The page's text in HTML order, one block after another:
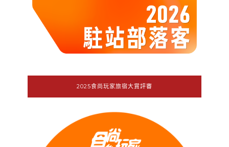
2025食尚玩家旅宿大賞評審